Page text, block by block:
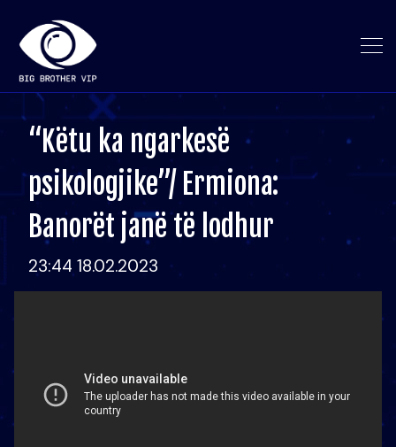
“Këtu ka ngarkesë
psikologjike”/ Ermiona:
Banorët janë të lodhur
23:44 18.02.2023